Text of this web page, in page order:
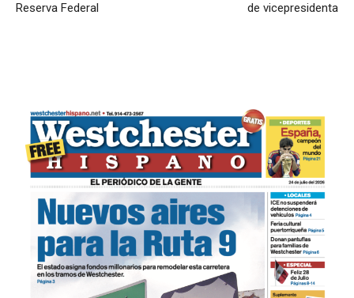
Reserva Federal
de vicepresidenta